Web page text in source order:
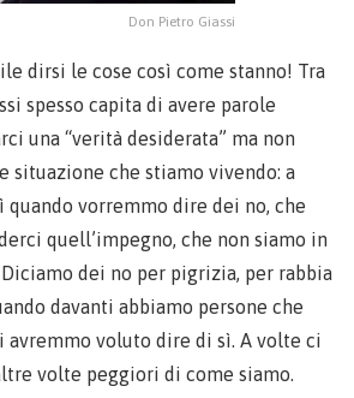
Don Pietro Giassi
dirsi le cose così come stanno! Tra
spesso capita di avere parole
una “verità desiderata” ma non
situazione che stiamo vivendo: a
vorremmo dire dei no, che
quell’impegno, che non siamo in
dei no per pigrizia, per rabbia
davanti abbiamo persone che
avremmo voluto dire di sì. A volte ci
volte peggiori di come siamo.